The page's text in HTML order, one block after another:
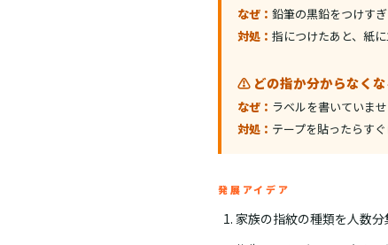
なぜ： 鉛筆の黒鉛をつけすぎ
対処： 指につけたあと、紙
⚠️ どの指か分からなくな
なぜ： ラベルを書いていませ
対処： テープを貼ったらす
発展アイデア
家族の指紋の種類を人数分